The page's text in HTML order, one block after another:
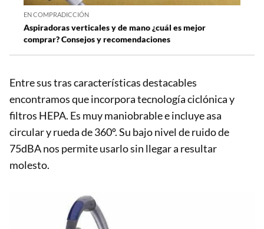
EN COMPRADICCIÓN
Aspiradoras verticales y de mano ¿cuál es mejor
comprar? Consejos y recomendaciones
Entre sus tras características destacables
encontramos que incorpora tecnología ciclónica y
filtros HEPA. Es muy maniobrable e incluye asa
circular y rueda de 360º. Su bajo nivel de ruido de
75dBA nos permite usarlo sin llegar a resultar
molesto.